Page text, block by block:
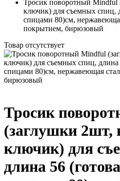
Тросик поворотный Mindful
ключик) для съемных спиц,
спицами 80)см,
покрытием, бирюзовый
Товар отсутствует
Тросик
(заглушки 2шт,
ключик) для
длина 56